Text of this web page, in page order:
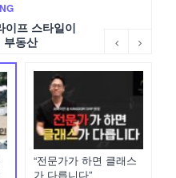
이프 스타일이
부동산
“전문가가 하면 클래스
가 다릅니다”